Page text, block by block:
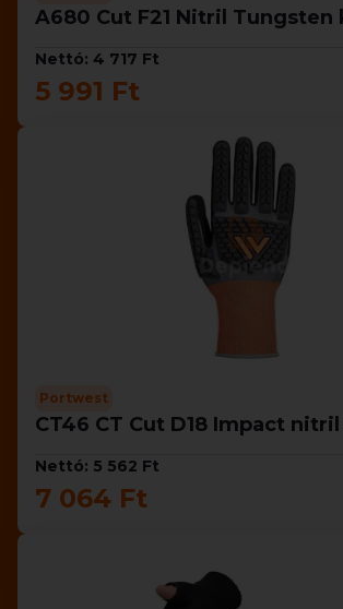
A680 Cut F21 Nitril Tungsten
Nettó: 4 717 Ft
5 991 Ft
Portwest
CT46 CT Cut D18 Impact
Nettó: 5 562 Ft
7 064 Ft